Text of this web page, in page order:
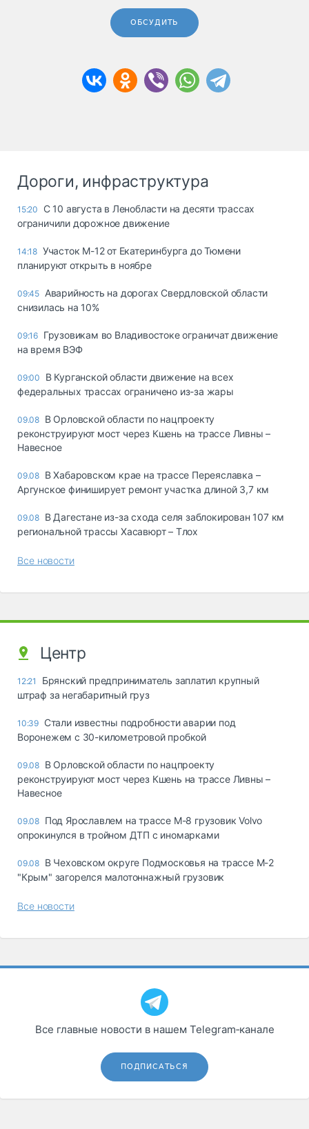
ОБСУДИТЬ
Дороги, инфраструктура
15:20
С 10 августа в Ленобласти на десяти трассах
ограничили дорожное движение
14:18 Участок М-12 от Екатеринбурга до Тюмени
планируют открыть в ноябре
09:45 Аварийность на дорогах Свердловской области
снизилась на 10%
09:16 Грузовикам во Владивостоке ограничат движение
на время ВЭФ
09:00
В Курганской области движение на всех
федеральных трассах ограничено из-за жары
09.08 В Орловской области по нацпроекту
реконструируют мост через Кшень на трассе Ливны –
Навесное
09.08 В Хабаровском крае на трассе Переяславка –
Аргунское финиширует ремонт участка длиной 3,7 км
09.08 В Дагестане из-за схода селя заблокирован 107 км
региональной трассы Хасавюрт – Тлох
Все новости
Центр
12:21
Брянский предприниматель заплатил крупный
штраф за негабаритный груз
10:39 Стали известны подробности аварии под
Воронежем с 30-километровой пробкой
09.08 В Орловской области по нацпроекту
реконструируют мост через Кшень на трассе Ливны –
Навесное
09.08 Под Ярославлем на трассе М-8 грузовик Volvo
опрокинулся в тройном ДТП с иномарками
09.08 В Чеховском округе Подмосковья на трассе М-2
"Крым" загорелся малотоннажный грузовик
Все новости
Все главные новости в нашем Telegram‑канале
ПОДПИСАТЬСЯ